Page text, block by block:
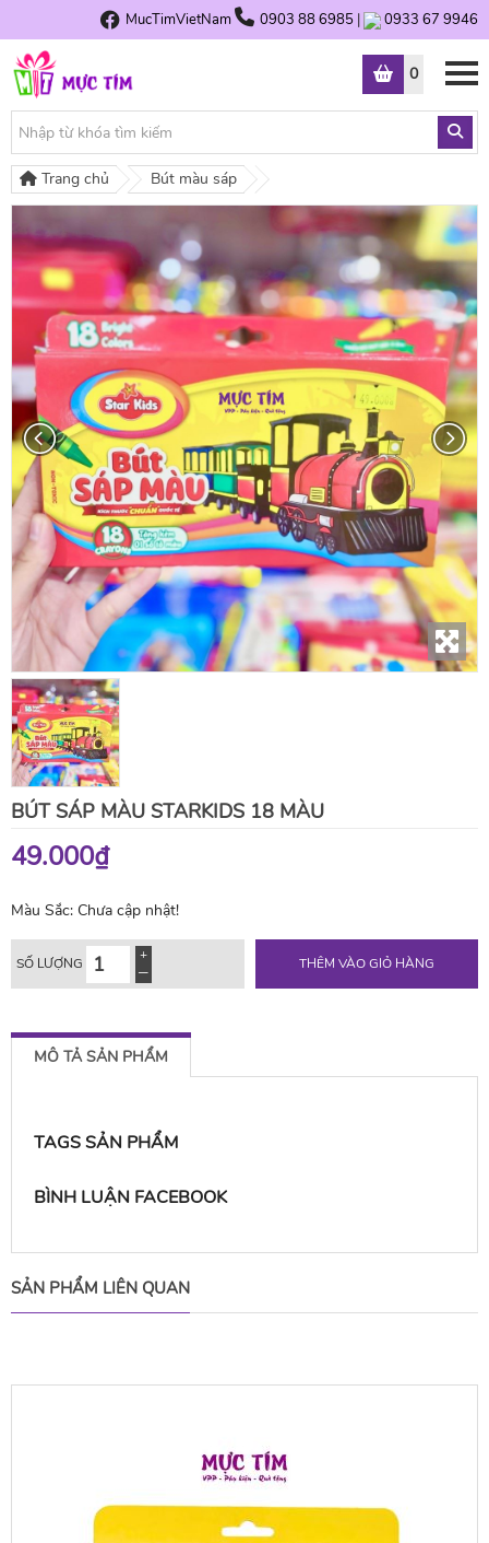
MucTimVietNam 0903 88 6985 | 0933 67 9946
0
Trang chủ Bút màu sáp
BÚT SÁP MÀU STARKIDS 18 MÀU
49.000₫
Màu Sắc: Chưa cập nhật!
SỐ LƯỢNG THÊM VÀO GIỎ HÀNG
MÔ TẢ SẢN PHẨM
TAGS SẢN PHẨM
BÌNH LUẬN FACEBOOK
SẢN PHẨM LIÊN QUAN